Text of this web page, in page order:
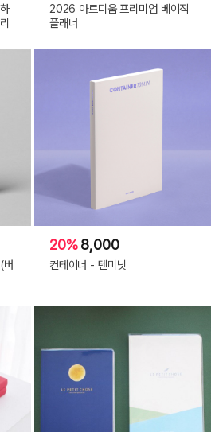
2026 아르디움 프리미엄 베이직
플래너
버
20%8,000
컨테이너 - 텐미닛